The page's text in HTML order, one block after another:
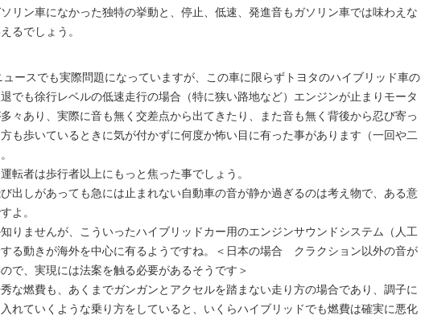
リン車になかった独特の挙動と、停止、低速、発進音もガソリン車では味わえな
るでしょう。
ースでも実際問題になっていますが、この車に限らずトヨタのハイブリッド車の
でも徐行レベルの低速走行の場合（特に狭い路地など）エンジンが止まりモータ
々あり、実際に音も無く交差点から出てきたり、また音も無く背後から忍び寄っ
も歩いているときに気が付かずに何度か怖い目に有った事があります（一回や二
転者は歩行者以上にもっと焦った事でしょう。
出しがあっても急には止まれない自動車の音が静か過ぎるのは考え物で、ある意
よ。
りませんが、こういったハイブリッドカー用のエンジンサウンドシステム（人工
る動きが海外を中心に有るようですね。＜日本の場合 クラクション以外の音が
で、実現には法案を触る必要があるそうです＞
な燃費も、あくまでガンガンとアクセルを踏まない走り方の場合であり、調子に
れていくような乗り方をしていると、いくらハイブリッドでも燃費は確実に悪化